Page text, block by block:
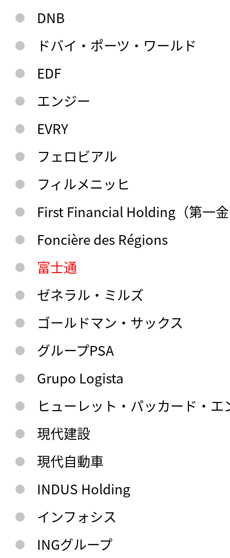
DNB
ドバイ・ポーツ・ワールド
EDF
エンジー
EVRY
フェロビアル
フィルメニッヒ
First Financial Holding（第一
Foncière des Régions
富士通
ゼネラル・ミルズ
ゴールドマン・サックス
グループPSA
Grupo Logista
ヒューレット・パッカード・エ
現代建設
現代自動車
INDUS Holding
インフォシス
INGグループ